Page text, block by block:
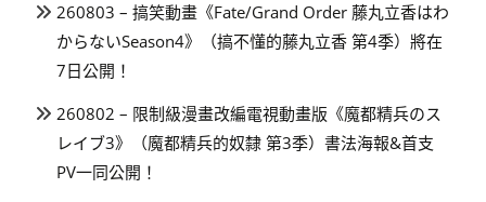
260803 – 搞笑動畫《Fate/Grand Order 藤丸立香はわ
からないSeason4》（搞不懂的藤丸立香 第4季）將在
7日公開！
260802 – 限制級漫畫改編電視動畫版《魔都精兵のス
レイブ3》（魔都精兵的奴隸 第3季）書法海報&首支
PV一同公開！